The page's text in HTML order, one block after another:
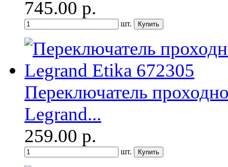
745.00 р.
шт.
Переключатель
Legrand...
259.00 р.
шт.